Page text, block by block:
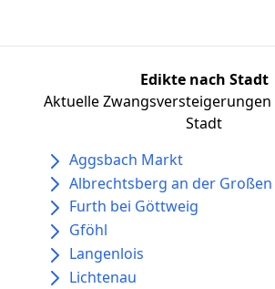
Edikte nach Stadt
Aktuelle
Stadt
Aggsbach Markt
Albrechtsberg an der Großen
Furth bei Göttweig
Gföhl
Langenlois
Lichtenau